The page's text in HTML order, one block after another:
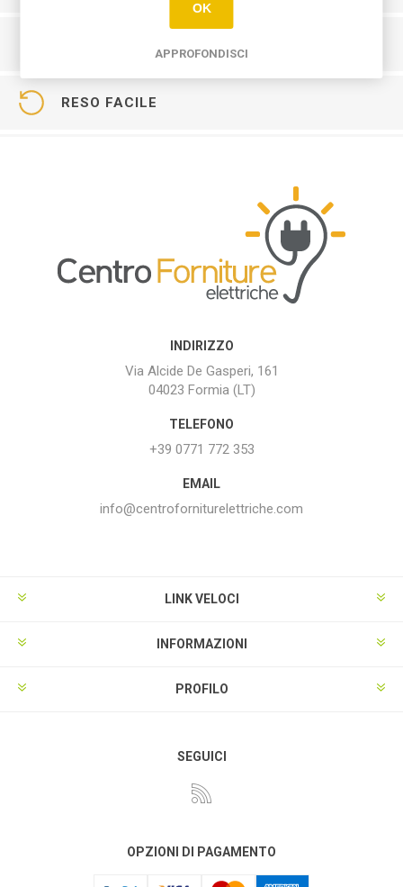
RESO FACILE
INDIRIZZO
Via Alcide De Gasperi, 161
04023 Formia (LT)
TELEFONO
+39 0771 772 353
EMAIL
info@centroforniturelettriche.com
LINK VELOCI
INFORMAZIONI
PROFILO
SEGUICI
OPZIONI DI PAGAMENTO
OK
APPROFONDISCI